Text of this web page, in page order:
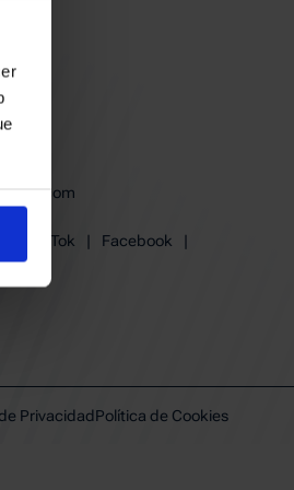
TikTok | Facebook
|
PrivacidadPolítica de Cookies